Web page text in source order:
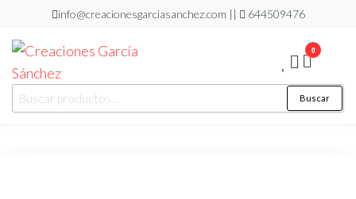
contenido
info@creacionesgarciasanchez.com || 644509476
Creaciones
García
regalos
personalizados
por:
Buscar
0